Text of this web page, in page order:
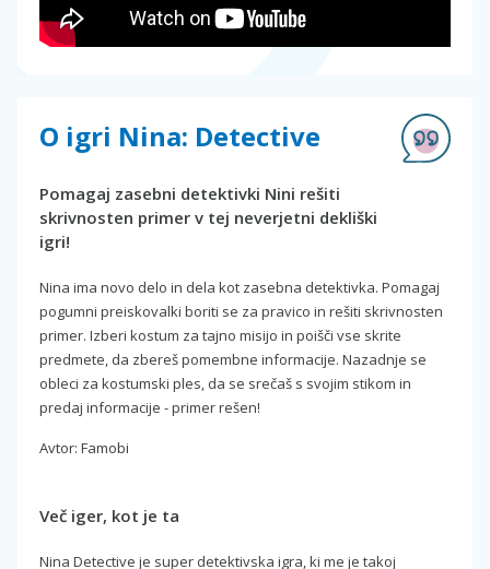
O igri Nina: Detective
Pomagaj zasebni detektivki Nini rešiti
skrivnosten primer v tej neverjetni dekliški
igri!
Nina ima novo delo in dela kot zasebna detektivka. Pomagaj
pogumni preiskovalki boriti se za pravico in rešiti skrivnosten
primer. Izberi kostum za tajno misijo in poišči vse skrite
predmete, da zbereš pomembne informacije. Nazadnje se
obleci za kostumski ples, da se srečaš s svojim stikom in
predaj informacije - primer rešen!
Avtor: Famobi
Več iger, kot je ta
Nina Detective je super detektivska igra, ki me je takoj